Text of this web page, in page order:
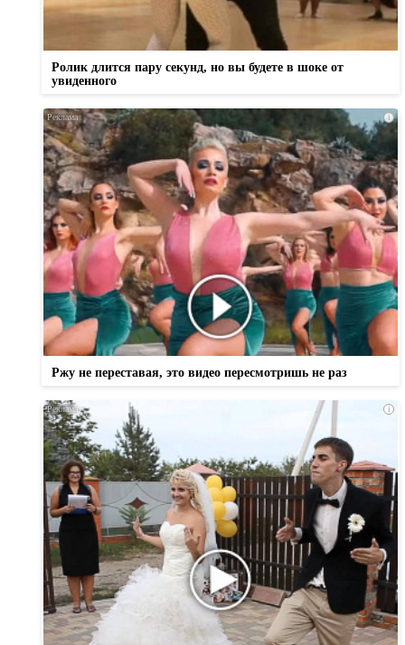
Ролик длится пару секунд, но вы будете в шоке от
увиденного
i
Ржу не переставая, это видео пересмотришь не раз
i